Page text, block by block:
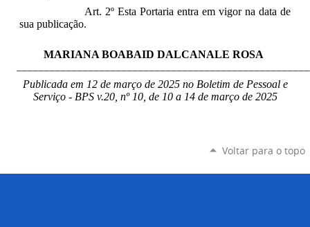
Art. 2º Esta Portaria entra em vigor na data de
sua publicação.
MARIANA BOABAID DALCANALE ROSA
Publicada em 12 de março de 2025 no Boletim de Pessoal e
Serviço - BPS v.20, nº 10, de 10 a 14 de março de 2025
Voltar para o topo